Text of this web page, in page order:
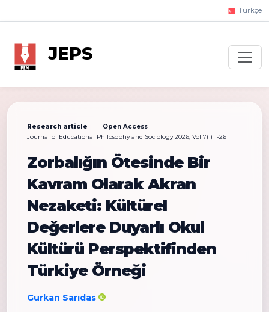
Türkçe
JEPS
Research article |
Open Access
Journal of Educational Philosophy and Sociology 2026, Vol 7(1) 1-26
Zorbalığın Ötesinde Bir
Kavram Olarak Akran
Nezaketi: Kültürel
Değerlere Duyarlı Okul
Kültürü Perspektifinden
Türkiye Örneği
Gurkan Sarıdas